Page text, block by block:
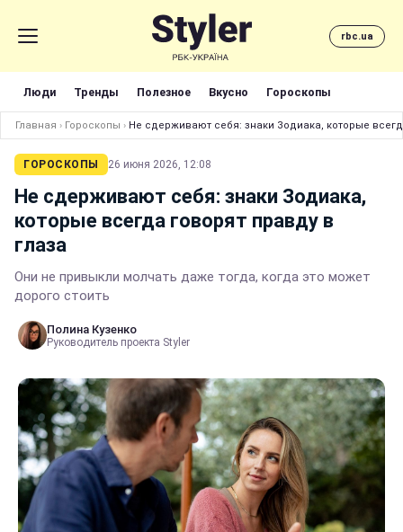
rbc.ua
Люди Тренды Полезное Вкусно Гороскопы
Главная › Гороскопы › Не сдерживают себя: знаки Зодиака, которые
ГОРОСКОПЫ 26 июня 2026, 12:08
Не сдерживают себя: знаки Зодиака,
которые всегда говорят правду в
глаза
Они не привыкли молчать даже тогда, когда это может
дорого стоить
Полина Кузенко
Руководитель проекта Styler